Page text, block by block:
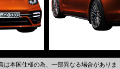
本国仕様の為、一部異なる場合がありま